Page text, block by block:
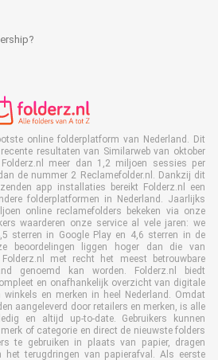
online folderplatform van Nederland. Dit
resultaten van Similarweb van oktober
meer dan 1,2 miljoen sessies per
de nummer 2 Reclamefolder.nl. Dankzij dit
app installaties bereikt Folderz.nl een
folderplatformen in Nederland. Jaarlijks
online reclamefolders bekeken via onze
waarderen onze service al vele jaren: we
sterren in Google Play en 4,6 sterren in de
beoordelingen liggen hoger dan die van
Folderz.nl met recht het meest betrouwbare
genoemd kan worden. Folderz.nl biedt
en onafhankelijk overzicht van digitale
en merken in heel Nederland. Omdat
aangeleverd door retailers en merken, is alle
en altijd up-to-date. Gebruikers kunnen
of categorie en direct de nieuwste folders
te gebruiken in plaats van papier, dragen
het terugdringen van papierafval. Als eerste